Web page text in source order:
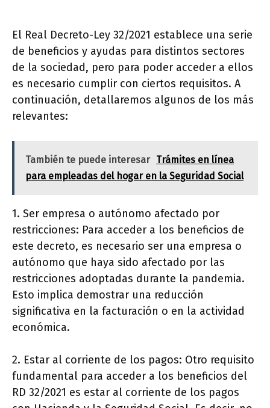
El Real Decreto-Ley 32/2021 establece una serie
de beneficios y ayudas para distintos sectores
de la sociedad, pero para poder acceder a ellos
es necesario cumplir con ciertos requisitos. A
continuación, detallaremos algunos de los más
relevantes:
También te puede interesar Trámites en línea
para empleadas del hogar en la Seguridad Social
1. Ser empresa o autónomo afectado por
restricciones: Para acceder a los beneficios de
este decreto, es necesario ser una empresa o
autónomo que haya sido afectado por las
restricciones adoptadas durante la pandemia.
Esto implica demostrar una reducción
significativa en la facturación o en la actividad
económica.
2. Estar al corriente de los pagos: Otro requisito
fundamental para acceder a los beneficios del
RD 32/2021 es estar al corriente de los pagos